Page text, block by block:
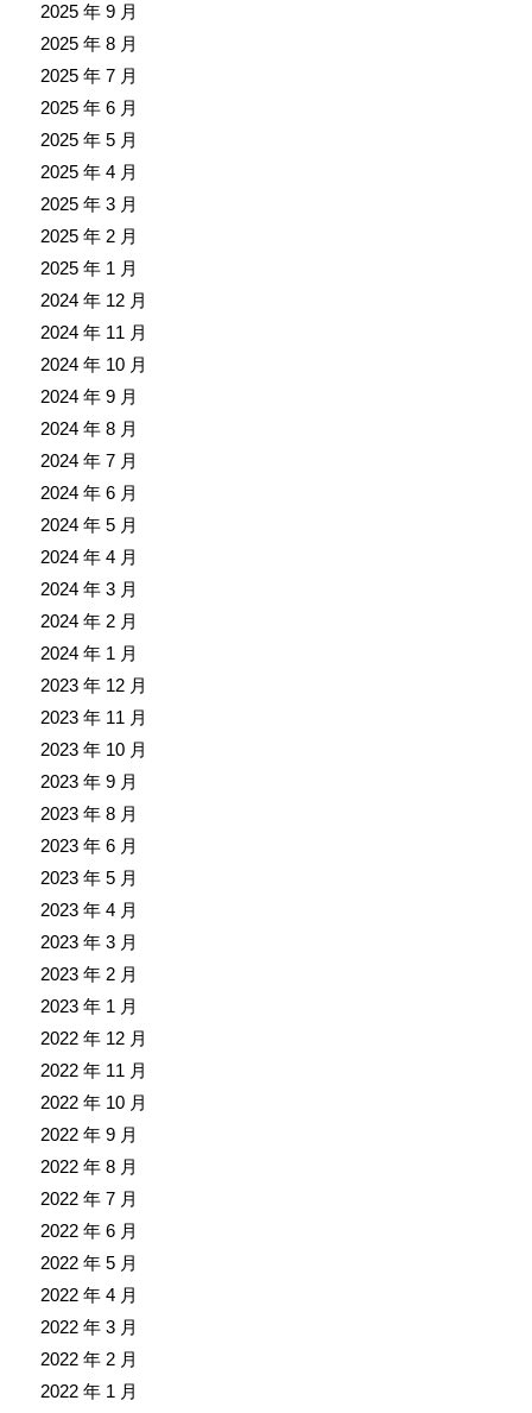
2025 年 9 月
2025 年 8 月
2025 年 7 月
2025 年 6 月
2025 年 5 月
2025 年 4 月
2025 年 3 月
2025 年 2 月
2025 年 1 月
2024 年 12 月
2024 年 11 月
2024 年 10 月
2024 年 9 月
2024 年 8 月
2024 年 7 月
2024 年 6 月
2024 年 5 月
2024 年 4 月
2024 年 3 月
2024 年 2 月
2024 年 1 月
2023 年 12 月
2023 年 11 月
2023 年 10 月
2023 年 9 月
2023 年 8 月
2023 年 6 月
2023 年 5 月
2023 年 4 月
2023 年 3 月
2023 年 2 月
2023 年 1 月
2022 年 12 月
2022 年 11 月
2022 年 10 月
2022 年 9 月
2022 年 8 月
2022 年 7 月
2022 年 6 月
2022 年 5 月
2022 年 4 月
2022 年 3 月
2022 年 2 月
2022 年 1 月